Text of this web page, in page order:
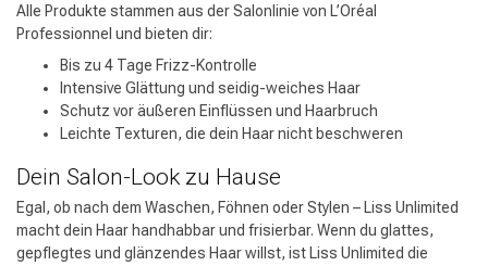
Alle Produkte stammen aus der Salonlinie von L’Oréal
Professionnel und bieten dir:
Bis zu 4 Tage Frizz-Kontrolle
Intensive Glättung und seidig-weiches Haar
Schutz vor äußeren Einflüssen und Haarbruch
Leichte Texturen, die dein Haar nicht beschweren
Dein Salon-Look zu Hause
Egal, ob nach dem Waschen, Föhnen oder Stylen – Liss Unlimited
macht dein Haar handhabbar und frisierbar. Wenn du glattes,
gepflegtes und glänzendes Haar willst, ist Liss Unlimited die